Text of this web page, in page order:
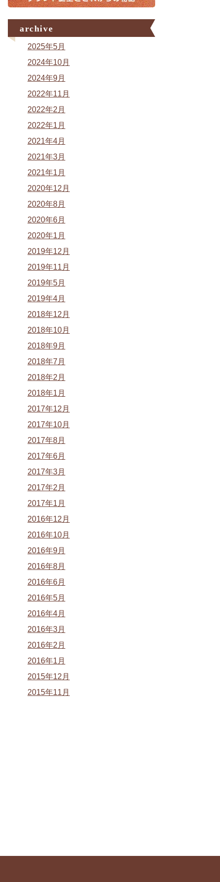
archive
2025年5月
2024年10月
2024年9月
2022年11月
2022年2月
2022年1月
2021年4月
2021年3月
2021年1月
2020年12月
2020年8月
2020年6月
2020年1月
2019年12月
2019年11月
2019年5月
2019年4月
2018年12月
2018年10月
2018年9月
2018年7月
2018年2月
2018年1月
2017年12月
2017年10月
2017年8月
2017年6月
2017年3月
2017年2月
2017年1月
2016年12月
2016年10月
2016年9月
2016年8月
2016年6月
2016年5月
2016年4月
2016年3月
2016年2月
2016年1月
2015年12月
2015年11月